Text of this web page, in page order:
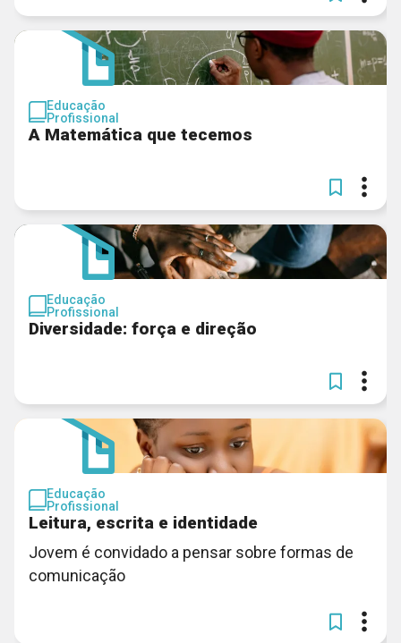
Educação
Profissional
A Matemática que tecemos
Educação
Profissional
Diversidade: força e direção
Educação
Profissional
Leitura, escrita e identidade
Jovem é convidado a pensar sobre formas de
comunicação